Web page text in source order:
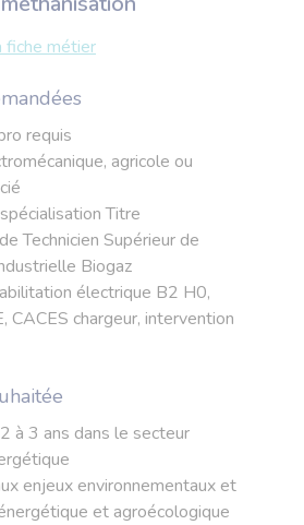
fiche métier
requis
agricole ou
Titre
Technicien Supérieur de
Biogaz
électrique B2 H0,
CACES chargeur, intervention
à 3 ans dans le secteur
enjeux environnementaux et
et agroécologique